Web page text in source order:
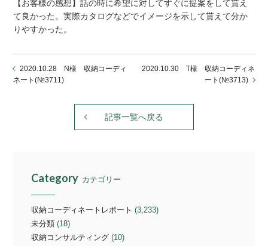
【お客様の感想】話の時に希望に対してすぐに提案をして貰え
て良かった。実際カタログなどでイメージを示して貰えて分か
りやすかった。
2020.10.28 N様 収納コーディ
ネート(№3711)
2020.10.30 T様 収納コーディネ
ート(№3713)
記事一覧へ戻る
Category カテゴリー
収納コーディネートレポート (3,233)
未分類 (18)
収納コンサルティング (10)